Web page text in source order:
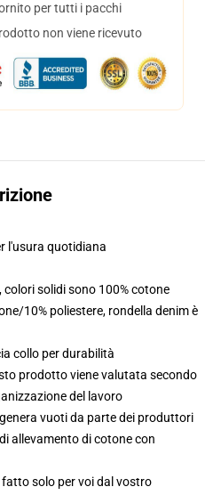
per tutti i pacchi
non viene ricevuto
l'usura quotidiana
solidi sono 100% cotone
10% poliestere, rondella denim è
collo per durabilità
prodotto viene valutata secondo
del lavoro
vuoti da parte dei produttori
allevamento di cotone con
solo per voi dal vostro